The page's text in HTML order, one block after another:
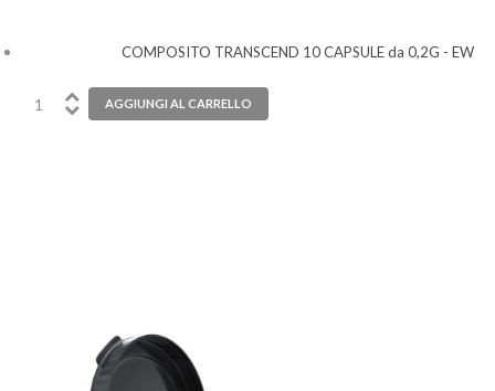
COMPOSITO TRANSCEND 10 CAPSULE da 0,2G - EW